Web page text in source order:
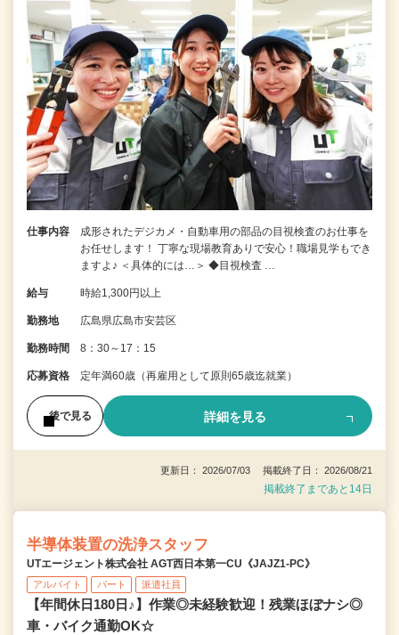
仕事内容
成形されたデジカメ・自動車用の部品の目視検査のお仕事を
お任せします！ 丁寧な現場教育ありで安心！職場見学もでき
ますよ♪ ＜具体的には…＞ ◆目視検査 …
給与 時給1,300円以上
勤務地 広島県広島市安芸区
勤務時間 8：30～17：15
応募資格 定年満60歳（再雇用として原則65歳迄就業）
後で見る 詳細を見る
更新日： 2026/07/03 掲載終了日： 2026/08/21
掲載終了まであと14日
半導体装置の洗浄スタッフ
UTエージェント株式会社 AGT西日本第一CU《JAJZ1-PC》
アルバイト パート 派遣社員
【年間休日180日♪】作業◎未経験歓迎！残業ほぼナシ◎
車・バイク通勤OK☆